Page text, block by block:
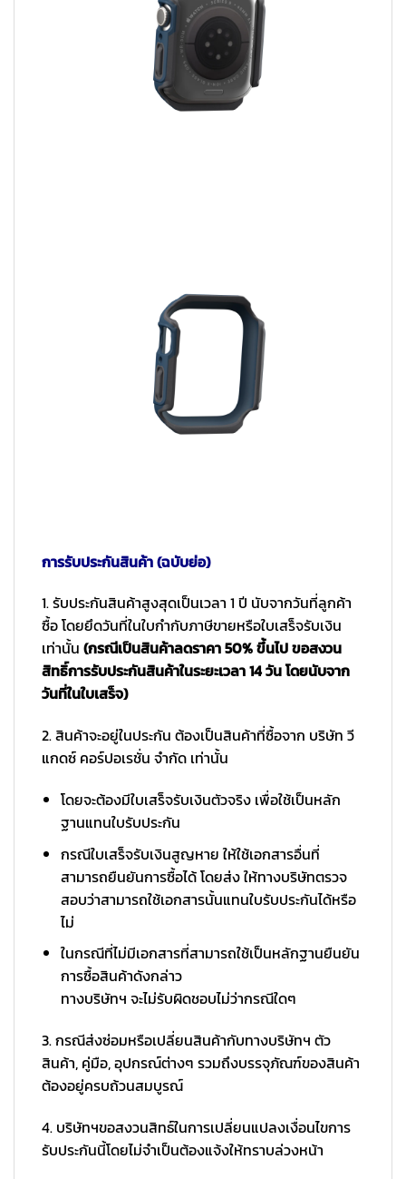
การรับประกันสินค้า (ฉบับย่อ)
1. รับประกันสินค้าสูงสุดเป็นเวลา 1 ปี นับจากวันที่ลูกค้า
ซื้อ โดยยึดวันที่ในใบกำกับภาษีขายหรือใบเสร็จรับเงิน
เท่านั้น (กรณีเป็นสินค้าลดราคา 50% ขึ้นไป ขอสงวน
สิทธิ์การรับประกันสินค้าในระยะเวลา 14 วัน โดยนับจาก
วันที่ในใบเสร็จ)
2. สินค้าจะอยู่ในประกัน ต้องเป็นสินค้าที่ซื้อจาก บริษัท วี
แกดซ์ คอร์ปอเรชั่น จำกัด เท่านั้น
โดยจะต้องมีใบเสร็จรับเงินตัวจริง เพื่อใช้เป็นหลัก
ฐานแทนใบรับประกัน
กรณีใบเสร็จรับเงินสูญหาย ให้ใช้เอกสารอื่นที่
สามารถยืนยันการซื้อได้ โดยส่ง ให้ทางบริษัทตรวจ
สอบว่าสามารถใช้เอกสารนั้นแทนใบรับประกันได้หรือ
ไม่
ในกรณีที่ไม่มีเอกสารที่สามารถใช้เป็นหลักฐานยืนยัน
การซื้อสินค้าดังกล่าว
ทางบริษัทฯ จะไม่รับผิดชอบไม่ว่ากรณีใดๆ
3. กรณีส่งซ่อมหรือเปลี่ยนสินค้ากับทางบริษัทฯ ตัว
สินค้า, คู่มือ, อุปกรณ์ต่างๆ รวมถึงบรรจุภัณฑ์ของสินค้า
ต้องอยู่ครบถ้วนสมบูรณ์
4. บริษัทฯขอสงวนสิทธ์ในการเปลี่ยนแปลงเงื่อนไขการ
รับประกันนี้โดยไม่จำเป็นต้องแจ้งให้ทราบล่วงหน้า